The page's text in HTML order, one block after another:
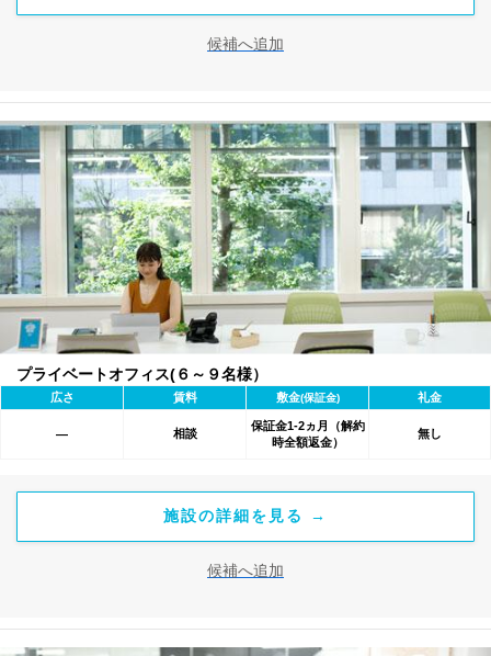
候補へ追加
プライベートオフィス(６～９名様）
広さ 賃料 敷金(保証金) 礼金
― 相談
保証金1-2ヵ月（解約
時全額返金）
無し
施設の詳細を見る →
候補へ追加